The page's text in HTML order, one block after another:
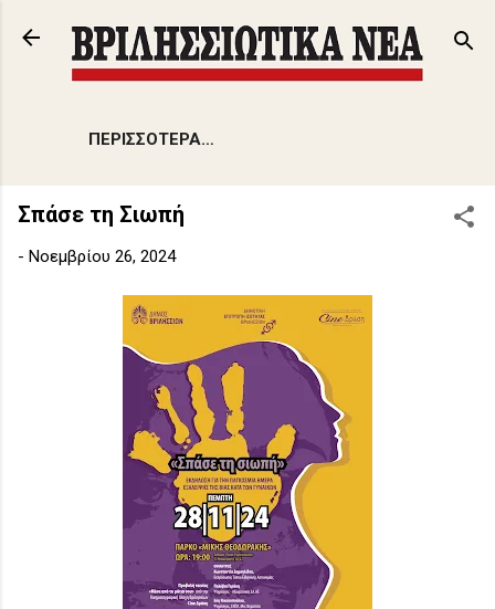
Μετάβαση στο κύριο περιεχόμενο
ΠΕΡΙΣΣΌΤΕΡΑ…
Σπάσε τη Σιωπή
- Νοεμβρίου 26, 2024